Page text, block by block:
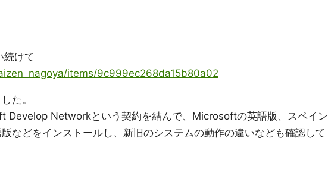
けて
items/9c999ec268da15b80a02
た。
Develop Networkという契約を結んで、Microsoftの英語版、スペイン
などをインストールし、新旧のシステムの動作の違いなども確認して